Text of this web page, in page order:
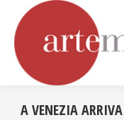
A VENEZIA